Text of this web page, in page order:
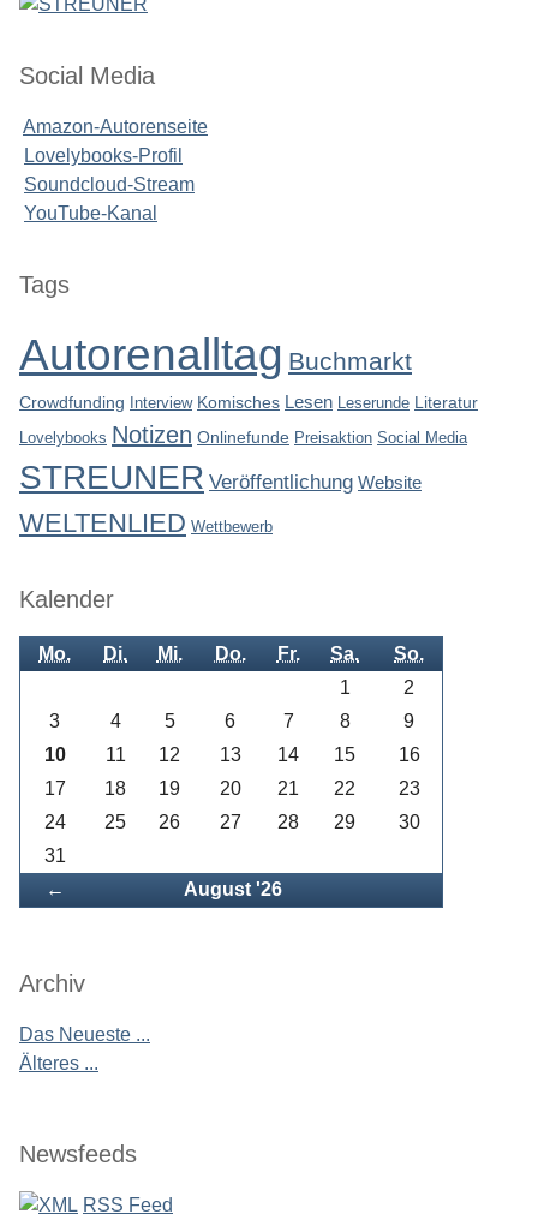
Social Media
Amazon-Autorenseite
Lovelybooks-Profil
Soundcloud-Stream
YouTube-Kanal
Seitenleiste
Tags
Autorenalltag Buchmarkt
Crowdfunding Interview Komisches Lesen Leserunde Literatur
Lovelybooks Notizen Onlinefunde Preisaktion Social Media
STREUNER Veröffentlichung Website
WELTENLIED Wettbewerb
Kalender
Mo. Di. Mi. Do. Fr. Sa. So.
← August '26
1
2
3
4 5 6 7 8
9
10
11 12 13 14 15
16
17
18 19 20 21 22
23
24
25 26 27 28 29
30
31
Archiv
Das Neueste ...
Älteres ...
Newsfeeds
RSS Feed